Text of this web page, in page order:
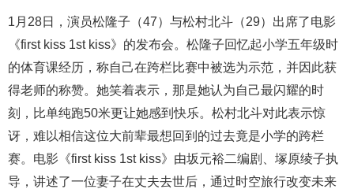
1月28日，演员松隆子（47）与松村北斗（29）出席了电影
《first kiss 1st kiss》的发布会。松隆子回忆起小学五年级时
的体育课经历，称自己在跨栏比赛中被选为示范，并因此获
得老师的称赞。她笑着表示，那是她认为自己最闪耀的时
刻，比单纯跑50米更让她感到快乐。松村北斗对此表示惊
讶，难以相信这位大前辈最想回到的过去竟是小学的跨栏
赛。电影《first kiss 1st kiss》由坂元裕二编剧、塚原绫子执
导，讲述了一位妻子在丈夫去世后，通过时空旅行改变未来